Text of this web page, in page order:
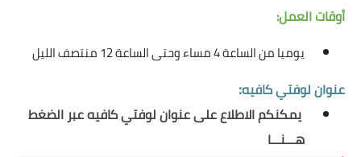
أوقات العمل:
يوميا من الساعة 4 مساء وحتى الساعة 12 منتصف الليل
عنوان لوفتي كافيه:
يمكنكم الاطلاع على عنوان لوفتي كافيه عبر الضغط
هـــنـــا